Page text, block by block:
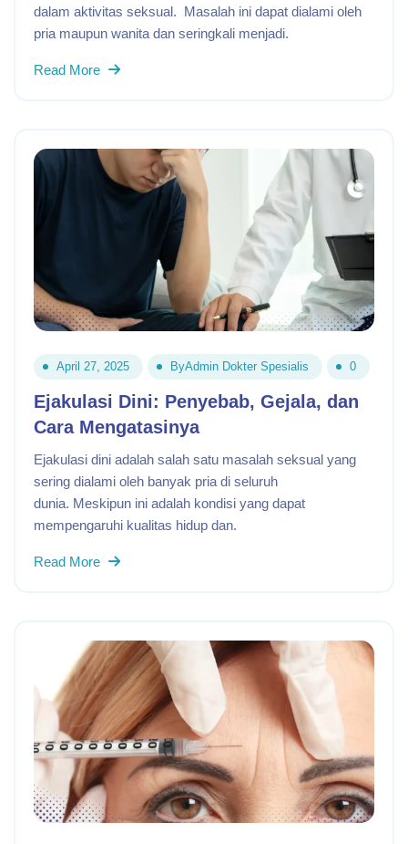
dalam aktivitas seksual. Masalah ini dapat dialami oleh
pria maupun wanita dan seringkali menjadi.
Read More
April 27, 2025 ByAdmin Dokter Spesialis 0
Ejakulasi Dini: Penyebab, Gejala, dan
Cara Mengatasinya
Ejakulasi dini adalah salah satu masalah seksual yang
sering dialami oleh banyak pria di seluruh
dunia. Meskipun ini adalah kondisi yang dapat
mempengaruhi kualitas hidup dan.
Read More